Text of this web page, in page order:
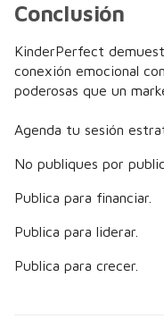
Conclusión
KinderPerfect
conexión emocional
poderosas que un
Agenda tu sesión
No publiques por
Publica para financiar.
Publica para liderar.
Publica para crecer.